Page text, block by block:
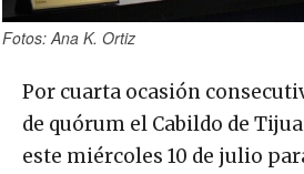
Fotos: Ana K. Ortiz
Por cuarta ocasión
de quórum el Cabildo de
este miércoles 10 de julio